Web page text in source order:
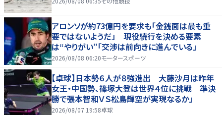
アロンソが約73億円を要求も「金銭面は最も重
要ではないようだ」 現役続行を決める要素
は“やりがい”「交渉は前向きに進んでいる」
2026/08/08 06:20モータースポーツ
【卓球】日本勢６人が８強進出 大藤沙月は昨年
女王・中国勢、篠塚大登は世界４位に挑戦 準決
勝で張本智和ＶＳ松島輝空が実現なるか」
2026/08/07 19:58卓球